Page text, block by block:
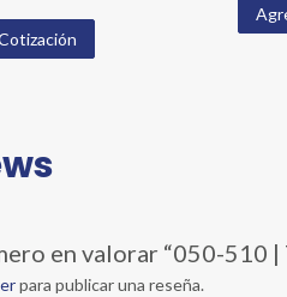
en valorar “050-510 |
para publicar una reseña.